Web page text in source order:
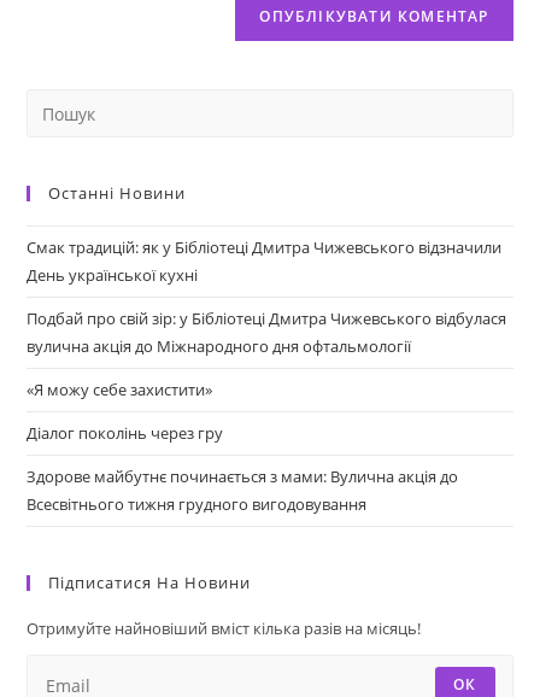
Останні Новини
Смак традицій: як у Бібліотеці Дмитра Чижевського відзначили
День української кухні
Подбай про свій зір: у Бібліотеці Дмитра Чижевського відбулася
вулична акція до Міжнародного дня офтальмології
«Я можу себе захистити»
Діалог поколінь через гру
Здорове майбутнє починається з мами: Вулична акція до
Всесвітнього тижня грудного вигодовування
Підписатися На Новини
Отримуйте найновіший вміст кілька разів на місяць!
ОК